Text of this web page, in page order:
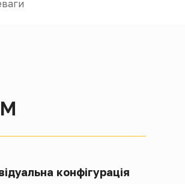
конфігурація